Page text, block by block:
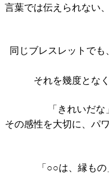
言葉では伝えられない
同じブレスレットで
それを幾度とな
「きれいだ
その感性を大切に、パ
「○○は、縁も